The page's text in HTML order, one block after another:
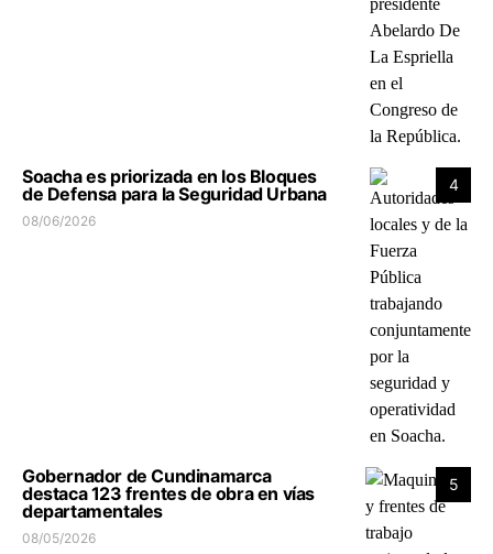
4
Soacha es priorizada en los Bloques
de Defensa para la Seguridad Urbana
08/06/2026
5
Gobernador de Cundinamarca
destaca 123 frentes de obra en vías
departamentales
08/05/2026